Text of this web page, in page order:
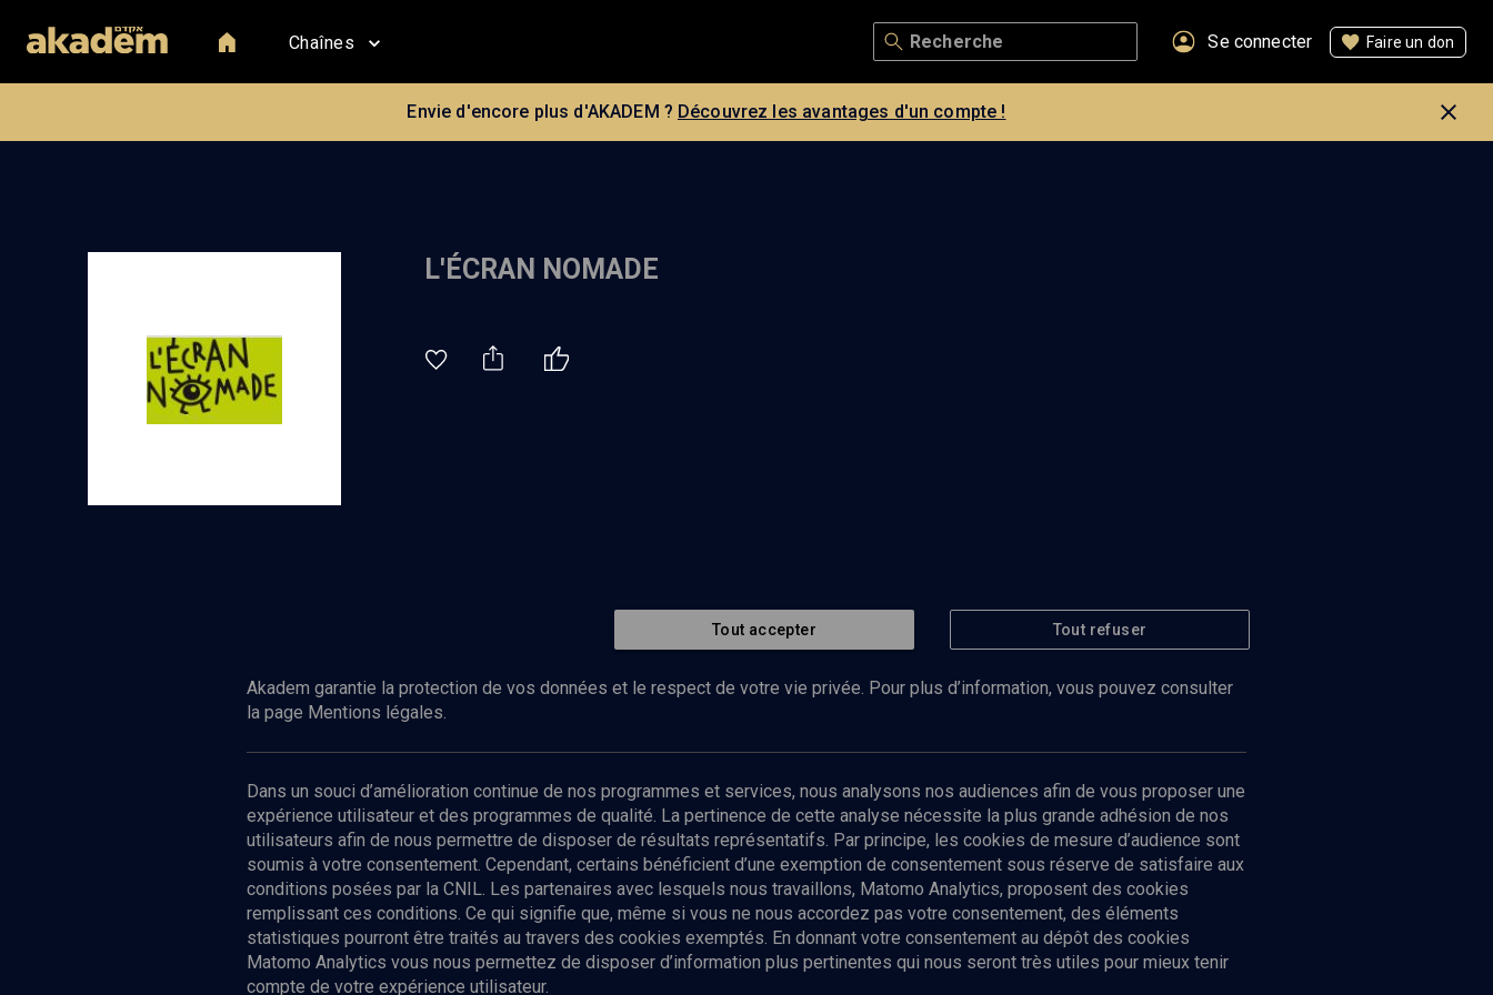
Chaînes Se connecter Faire un don
Envie d'encore plus d'AKADEM ? Découvrez les avantages d'un compte !
L'ÉCRAN NOMADE
Abonnez-vous à notre newsletter
Envoyer
Nos Chaines
Tout accepter Tout refuser
Akadem garantie la protection de vos données et le respect de votre vie privée. Pour plus d’information, vous pouvez consulter
la page Mentions légales.
Dans un souci d’amélioration continue de nos programmes et services, nous analysons nos audiences afin de vous proposer une
expérience utilisateur et des programmes de qualité. La pertinence de cette analyse nécessite la plus grande adhésion de nos
utilisateurs afin de nous permettre de disposer de résultats représentatifs. Par principe, les cookies de mesure d’audience sont
soumis à votre consentement. Cependant, certains bénéficient d’une exemption de consentement sous réserve de satisfaire aux
conditions posées par la CNIL. Les partenaires avec lesquels nous travaillons, Matomo Analytics, proposent des cookies
remplissant ces conditions. Ce qui signifie que, même si vous ne nous accordez pas votre consentement, des éléments
statistiques pourront être traités au travers des cookies exemptés. En donnant votre consentement au dépôt des cookies
Matomo Analytics vous nous permettez de disposer d’information plus pertinentes qui nous seront très utiles pour mieux tenir
compte de votre expérience utilisateur.